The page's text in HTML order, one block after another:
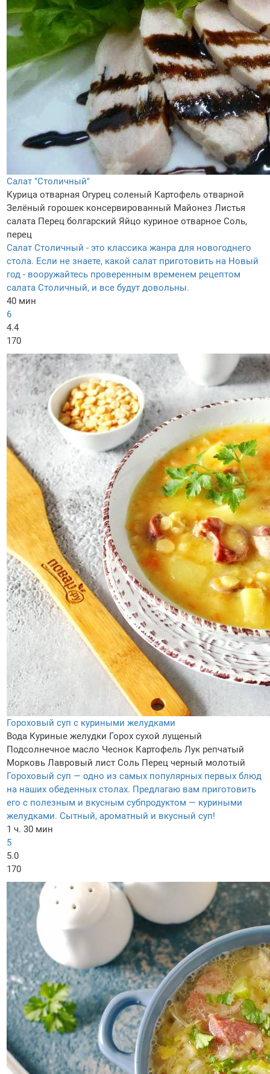
Салат "Столичный"
Курица отварная Огурец соленый Картофель отварной
Зелёный горошек консервированный Майонез Листья
салата Перец болгарский Яйцо куриное отварное Соль,
перец
Салат Столичный - это классика жанра для новогоднего
стола. Если не знаете, какой салат приготовить на Новый
год - вооружайтесь проверенным временем рецептом
салата Столичный, и все будут довольны.
40 мин
6
4.4
170
Гороховый суп с куриными желудками
Вода Куриные желудки Горох сухой лущеный
Подсолнечное масло Чеснок Картофель Лук репчатый
Морковь Лавровый лист Соль Перец черный молотый
Гороховый суп — одно из самых популярных первых блюд
на наших обеденных столах. Предлагаю вам приготовить
его с полезным и вкусным субпродуктом — куриными
желудками. Сытный, ароматный и вкусный суп!
1 ч. 30 мин
5
5.0
170